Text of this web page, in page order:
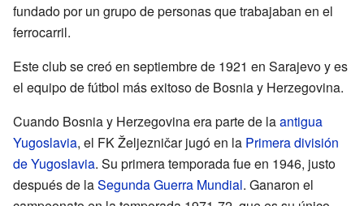
fundado por un grupo de personas que trabajaban en el
ferrocarril.
Este club se creó en septiembre de 1921 en Sarajevo y es
el equipo de fútbol más exitoso de Bosnia y Herzegovina.
Cuando Bosnia y Herzegovina era parte de laantigua
Yugoslavia, el FK Željezničar jugó en la Primera división
de Yugoslavia. Su primera temporada fue en 1946, justo
después de laSegunda Guerra Mundial. Ganaron el